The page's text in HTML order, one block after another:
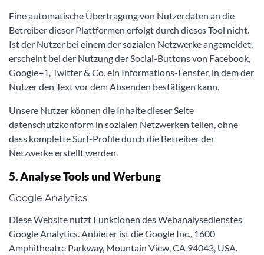
Eine automatische Übertragung von Nutzerdaten an die
Betreiber dieser Plattformen erfolgt durch dieses Tool nicht.
Ist der Nutzer bei einem der sozialen Netzwerke angemeldet,
erscheint bei der Nutzung der Social-Buttons von Facebook,
Google+1, Twitter & Co. ein Informations-Fenster, in dem der
Nutzer den Text vor dem Absenden bestätigen kann.
Unsere Nutzer können die Inhalte dieser Seite
datenschutzkonform in sozialen Netzwerken teilen, ohne
dass komplette Surf-Profile durch die Betreiber der
Netzwerke erstellt werden.
5. Analyse Tools und Werbung
Google Analytics
Diese Website nutzt Funktionen des Webanalysedienstes
Google Analytics. Anbieter ist die Google Inc., 1600
Amphitheatre Parkway, Mountain View, CA 94043, USA.